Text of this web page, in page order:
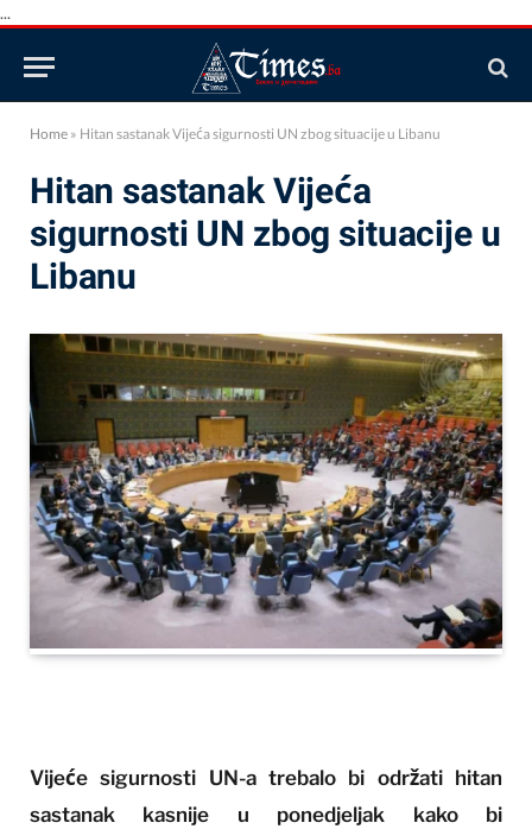
...
Home » Hitan sastanak Vijeća sigurnosti UN zbog situacije u Libanu
Hitan sastanak Vijeća
sigurnosti UN zbog situacije u
Libanu
Vijeće sigurnosti UN-a trebalo bi održati hitan
sastanak kasnije u ponedjeljak kako bi